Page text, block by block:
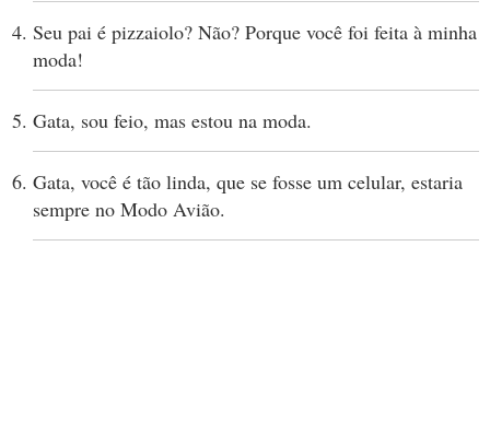
Seu pai é pizzaiolo? Não? Porque você foi feita à minha
moda!
Gata, sou feio, mas estou na moda.
Gata, você é tão linda, que se fosse um celular, estaria
sempre no Modo Avião.